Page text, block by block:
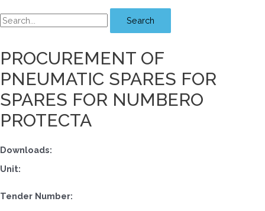
Search
PROCUREMENT OF
PNEUMATIC SPARES FOR
SPARES FOR NUMBERO
PROTECTA
Downloads:
Unit:
Tender Number: